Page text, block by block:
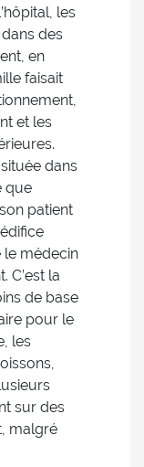
les
des
en
faisait
et les
dans
que
patient
médecin
C’est la
de base
pour le
les
sur des
malgré